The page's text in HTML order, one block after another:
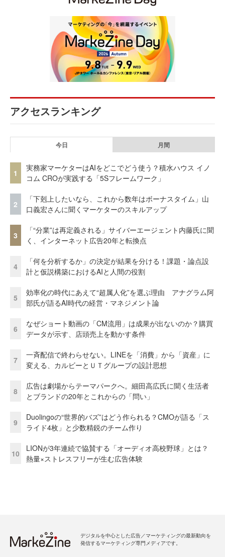
アクセスランキング
今日 月間
1
実務家マーケターはAIをどこでどう使う？積水ハウス イノ
コム CROが実践する「5Sフレームワーク」
2
「下剋上したいなら、これから数年はボーナスタイム」山
口義宏さんに聞くマーケターのスキルアップ
3
「“分業”は再定義される」サイバーエージェント内藤氏に聞
く、インターネット広告20年と転換点
4
「何を分析するか」の決定が結果を分ける！課題・論点設
計と仮説構築におけるAIと人間の役割
5
効率化の時代にあえて“超属人化”を選ぶ理由 アナグラム阿
部氏が語るAI時代の経営・マネジメント論
6
なぜショート動画の「CM流用」は成果が出ないのか？購買
データが示す、店頭売上を動かす条件
7
一斉配信で終わらせない。LINEを「消費」から「資産」に
変える、カルビーとＵＴグループの設計思想
8
広告は劇場からテーマパークへ。細田高広氏に聞く生活者
とブランドの20年とこれからの「問い」
9
Duolingoの“世界的バズ”はどう作られる？CMOが語る「ス
ライド4枚」と少数精鋭のチーム作り
10
LIONが3年連続で協賛する「オーディオ高校野球」とは？
熱量×ストレスフリーが生む広告体験
デジタルを中心とした広告／マーケティングの最新動向を
発信するマーケティング専門メディアです。